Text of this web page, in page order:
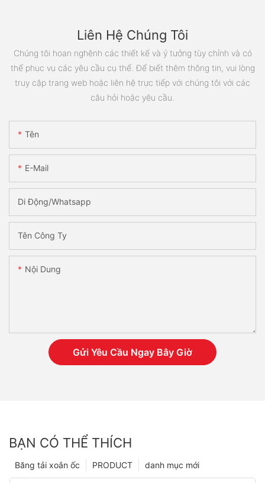
Liên Hệ Chúng Tôi
Chúng tôi hoan nghênh các thiết kế và ý tưởng tùy chỉnh và có
thể phục vụ các yêu cầu cụ thể. Để biết thêm thông tin, vui lòng
truy cập trang web hoặc liên hệ trực tiếp với chúng tôi với các
câu hỏi hoặc yêu cầu.
Tên
E-Mail
Di Động/Whatsapp
Tên Công Ty
Nội Dung
Gửi Yêu Cầu Ngay Bây Giờ
BẠN CÓ THỂ THÍCH
danh mục mới
PRODUCT
Băng tải xoắn ốc